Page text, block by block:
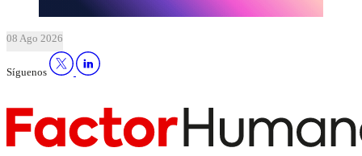
08 Ago 2026
Síguenos